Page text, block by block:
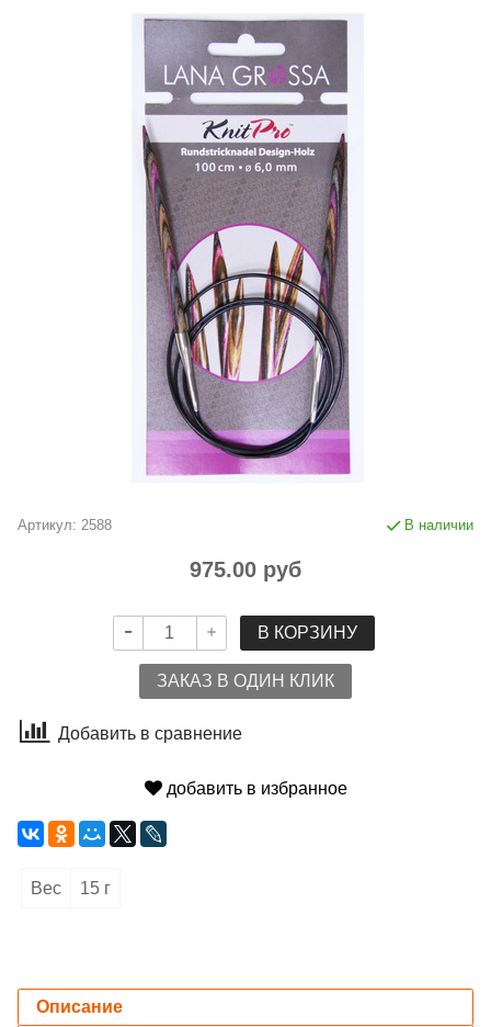
Артикул: 2588 В наличии
975.00 руб
В КОРЗИНУ
ЗАКАЗ В ОДИН КЛИК
Добавить в сравнение
добавить в избранное
Вес 15 г
Описание